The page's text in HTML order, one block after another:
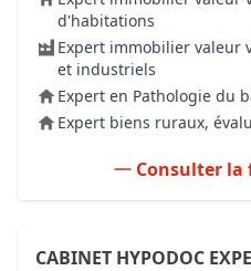
d'habitations
Expert immobilier valeur
et industriels
Expert en Pathologie du
Expert biens ruraux,
Consulter la
CABINET HYPODOC